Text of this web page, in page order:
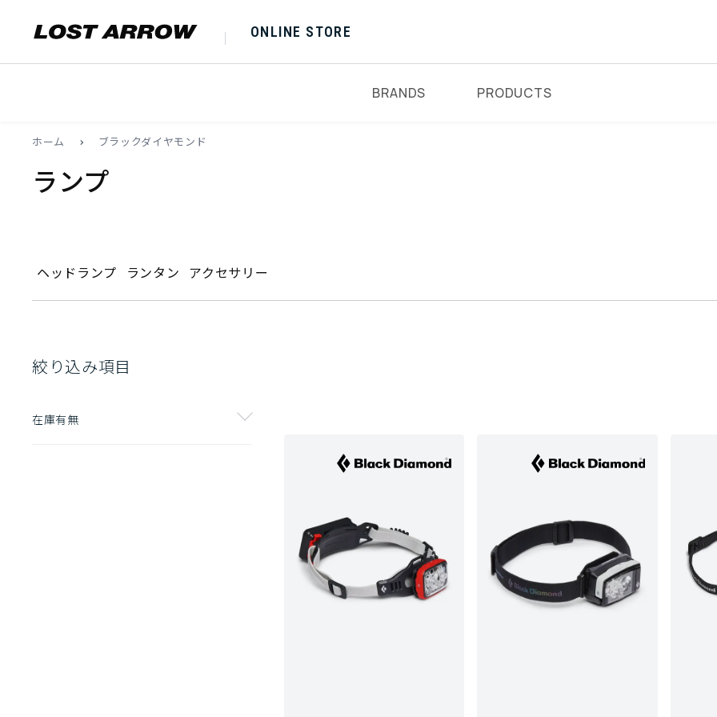
ONLINE STORE
BRANDS PRODUCTS
ホーム > ブラックダイヤモンド
ランプ
ヘッドランプ ランタン アクセサリー
絞り込み項目
在庫有無